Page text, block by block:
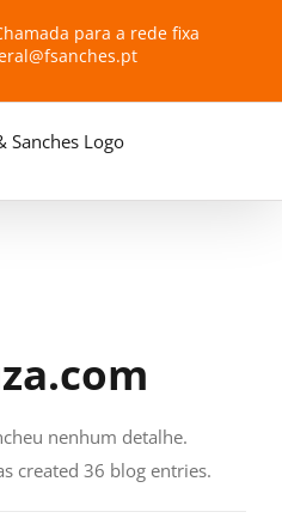
para a rede fixa
nenhum detalhe.
created 36 blog entries.